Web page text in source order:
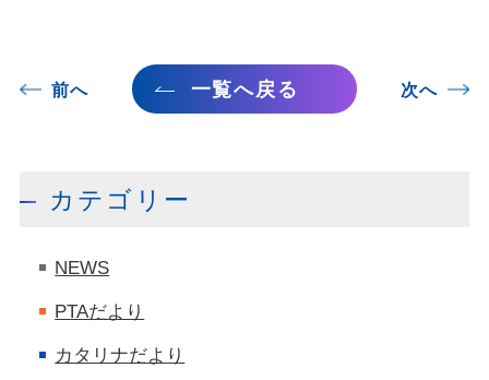
前へ 次へ
一覧へ戻る
カテゴリー
NEWS
PTAだより
カタリナだより